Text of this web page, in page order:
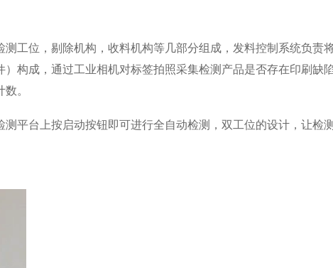
工位，剔除机构，收料机构等几部分组成，发料控制系统负责
构成，通过工业相机对标签拍照采集检测产品是否存在印刷缺
。
平台上按启动按钮即可进行全自动检测，双工位的设计，让检